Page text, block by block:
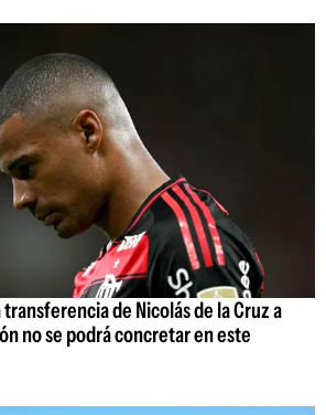
de Nicolás de la Cruz a
no se podrá concretar en este